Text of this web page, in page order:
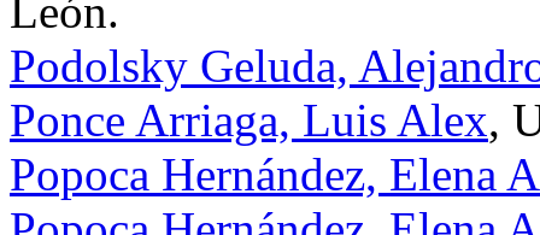
León.
Podolsky Geluda,
Ponce Arriaga, Luis Alex,
Popoca Hernández, Elena